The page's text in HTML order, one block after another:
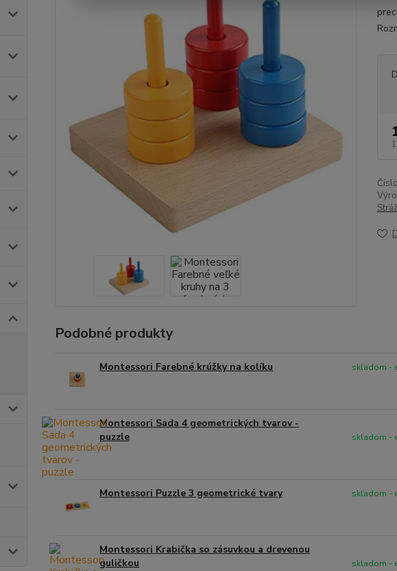
Podobné produkty
Montessori Farebné krúžky na kolíku
skladom -
Montessori Sada 4 geometrických tvarov -
puzzle
skladom -
Montessori Puzzle 3 geometrické tvary
skladom -
Montessori Krabička so zásuvkou a drevenou
guličkou
skladom -